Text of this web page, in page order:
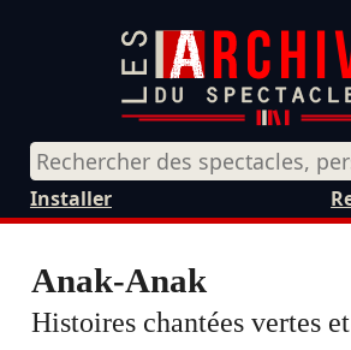
Installer
Anak-Anak
Histoires chantées vertes